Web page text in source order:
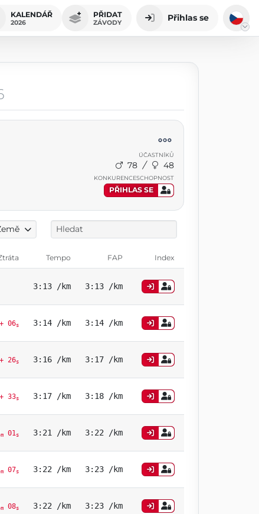
KALENDÁŘ
2026
PŘIDAT
ZÁVODY Přihlas se
ÚČASTNÍKŮ
78 48
KONKURENCESCHOPNOST
PŘIHLAS SE
Tempo FAP Index
3:13 /km 3:13 /km
+ 06s 3:14 /km 3:14 /km
+ 26s 3:16 /km 3:17 /km
+ 33s 3:17 /km 3:18 /km
m01s 3:21 /km 3:22 /km
m07s 3:22 /km 3:23 /km
m08s 3:22 /km 3:23 /km